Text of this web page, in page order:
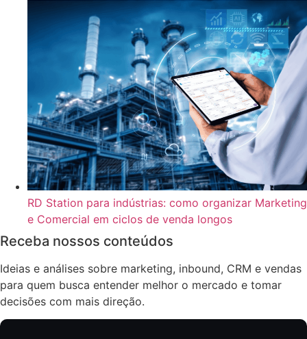
RD Station para indústrias: como organizar Marketing
e Comercial em ciclos de venda longos
Receba nossos conteúdos
Ideias e análises sobre marketing, inbound, CRM e vendas
para quem busca entender melhor o mercado e tomar
decisões com mais direção.